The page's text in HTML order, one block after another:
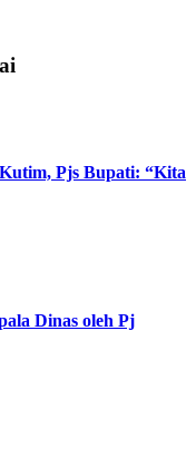
Pjs Bupati: “Kita
Dinas oleh Pj